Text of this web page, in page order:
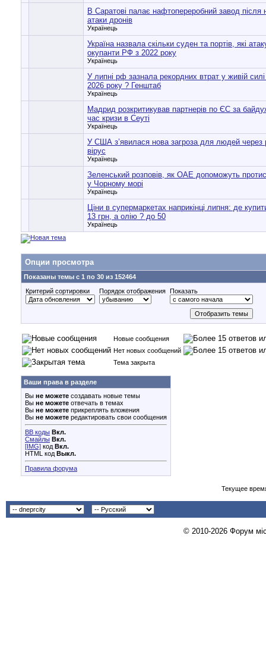
В Саратові палає нафтопереробний завод після
атаки дронів
Українець
Україна назвала скільки суден та портів, які
окупанти РФ з 2022 року
Українець
У липні рф зазнала рекордних втрат у живій
2026 року ? Генштаб
Українець
Мадрид розкритикував партнерів по ЄС за
час кризи в Сеуті
Українець
У США з’явилася нова загроза для людей через
вірус
Українець
Зеленський розповів, як ОАЕ допоможуть
у Чорному морі
Українець
Ціни в супермаркетах наприкінці липня: де
13 грн, а олію ? до 50
Українець
Опции просмотра
Показаны темы с 1 по 30 из 152464
Критерий сортировки
Порядок отображения Показать
Новые сообщения
Нет новых сообщений
Тема закрыта
Ваши права в разделе
Вы не можете создавать новые темы
Вы не можете отвечать в темах
Вы не можете прикреплять вложения
Вы не можете редактировать свои сообщения
BB коды Вкл.
Смайлы Вкл.
[IMG] код Вкл.
HTML код Выкл.
Правила форума
Текущее
© 2010-2026 Форум